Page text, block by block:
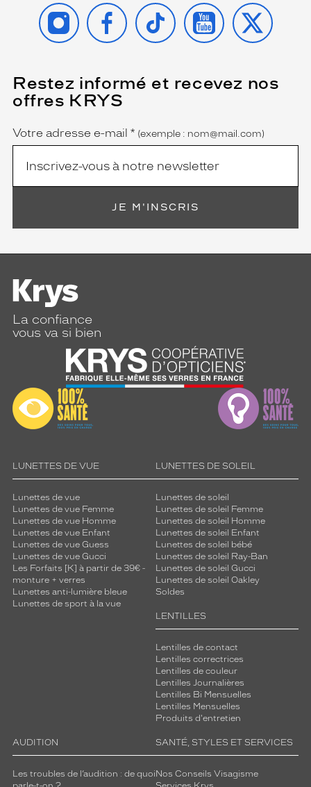
INSTAGRAMFACEBOOK
TIKTOK YOUTUBE
X
Restez informé et recevez nos
offres KRYS
Name
Votre adresse e-mail *
(Ce
champ
est
obligatoire)
(exemple : nom@mail.com)
JE M'INSCRIS
La confiance
vous va si bien
LUNETTES DE VUE
Lunettes de vue
Lunettes de vue Femme
Lunettes de vue Homme
Lunettes de vue Enfant
Lunettes de vue Guess
Lunettes de vue Gucci
Les Forfaits [K] à partir de 39€ -
monture + verres
Lunettes anti-lumière bleue
Lunettes de sport à la vue
LUNETTES DE SOLEIL
Lunettes de soleil
Lunettes de soleil Femme
Lunettes de soleil Homme
Lunettes de soleil Enfant
Lunettes de soleil bébé
Lunettes de soleil Ray-Ban
Lunettes de soleil Gucci
Lunettes de soleil Oakley
Soldes
LENTILLES
Lentilles de contact
Lentilles correctrices
Lentilles de couleur
Lentilles Journalières
Lentilles Bi Mensuelles
Lentilles Mensuelles
Produits d'entretien
AUDITION
Les troubles de l’audition : de quoi
SANTÉ, STYLES ET SERVICES
Nos Conseils Visagisme